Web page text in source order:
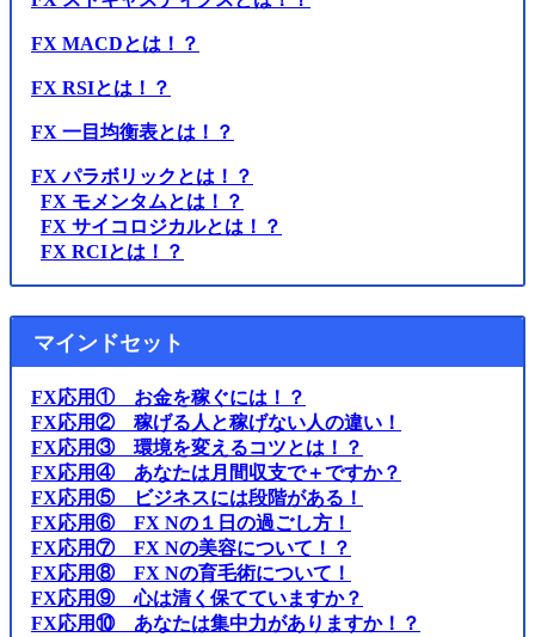
FX MACDとは！？
FX RSIとは！？
FX 一目均衡表とは！？
FX パラボリックとは！？
FX モメンタムとは！？
FX サイコロジカルとは！？
FX RCIとは！？
マインドセット
FX応用① お金を稼ぐには！？
FX応用② 稼げる人と稼げない人の違い！
FX応用③ 環境を変えるコツとは！？
FX応用④ あなたは月間収支で＋ですか？
FX応用⑤ ビジネスには段階がある！
FX応用⑥ FX Nの１日の過ごし方！
FX応用⑦ FX Nの美容について！？
FX応用⑧ FX Nの育毛術について！
FX応用⑨ 心は清く保てていますか？
FX応用⑩ あなたは集中力がありますか！？